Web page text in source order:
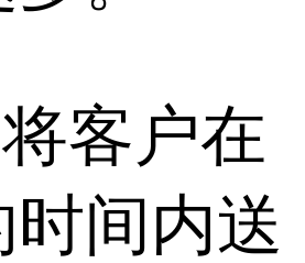
客户在
间内送